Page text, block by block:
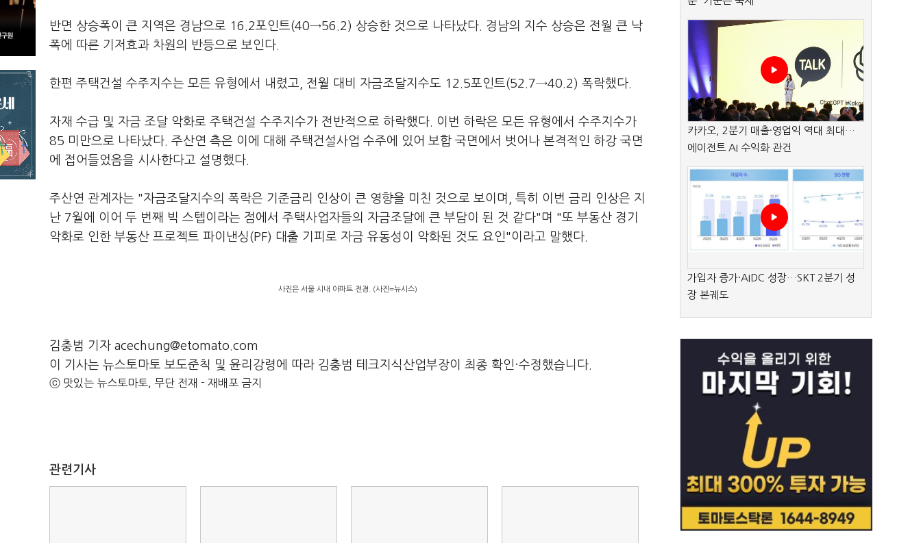
반면 상승폭이 큰 지역은 경남으로 16.2포인트(40→56.2) 상승한 것으로 나타났다. 경남의 지수 상승은 전월 큰 낙
폭에 따른 기저효과 차원의 반등으로 보인다.
한편 주택건설 수주지수는 모든 유형에서 내렸고, 전월 대비 자금조달지수도 12.5포인트(52.7→40.2) 폭락했다.
자재 수급 및 자금 조달 악화로 주택건설 수주지수가 전반적으로 하락했다. 이번 하락은 모든 유형에서 수주지수가
85 미만으로 나타났다. 주산연 측은 이에 대해 주택건설사업 수주에 있어 보합 국면에서 벗어나 본격적인 하강 국면
에 접어들었음을 시사한다고 설명했다.
주산연 관계자는 "자금조달지수의 폭락은 기준금리 인상이 큰 영향을 미친 것으로 보이며, 특히 이번 금리 인상은 지
난 7월에 이어 두 번째 빅 스텝이라는 점에서 주택사업자들의 자금조달에 큰 부담이 된 것 같다"며 "또 부동산 경기
악화로 인한 부동산 프로젝트 파이낸싱(PF) 대출 기피로 자금 유동성이 악화된 것도 요인"이라고 말했다.
사진은 서울 시내 아파트 전경. (사진=뉴시스)
김충범 기자 acechung@etomato.com
이 기사는 뉴스토마토 보도준칙 및 윤리강령에 따라 김충범 테크지식산업부장이 최종 확인·수정했습니다.
ⓒ 맛있는 뉴스토마토, 무단 전재 - 재배포 금지
관련기사
카카오, 2분기 매출·영업익 역대 최대…
에이전트 AI 수익화 관건
가입자 증가·AIDC 성장…SKT 2분기 성
장 본궤도